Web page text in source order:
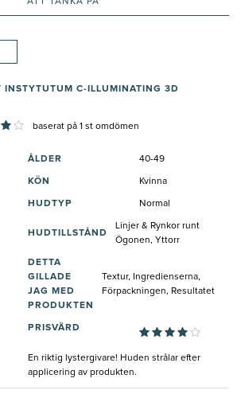
ATT TÄNKA PÅ
INSTYTUTUM C-ILLUMINATING 3D
baserat på 1 st omdömen
ÅLDER 40-49
KÖN Kvinna
HUDTYP Normal
HUDTILLSTÅND
Linjer & Rynkor runt
Ögonen, Yttorr
DETTA
GILLADE
JAG MED
PRODUKTEN
Textur, Ingredienserna,
Förpackningen, Resultatet
PRISVÄRD
En riktig lystergivare! Huden strålar efter
applicering av produkten.